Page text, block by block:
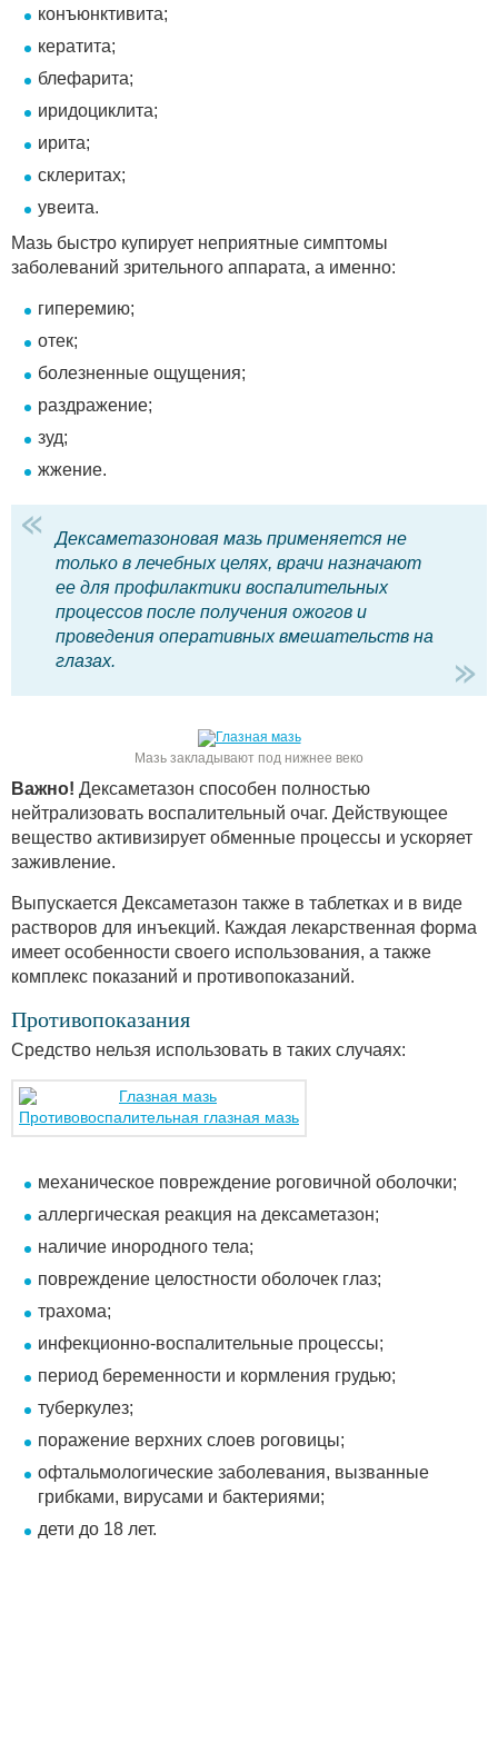
конъюнктивита;
кератита;
блефарита;
иридоциклита;
ирита;
склеритах;
увеита.
Мазь быстро купирует неприятные симптомы
заболеваний зрительного аппарата, а именно:
гиперемию;
отек;
болезненные ощущения;
раздражение;
зуд;
жжение.
Дексаметазоновая мазь применяется не
только в лечебных целях, врачи назначают
ее для профилактики воспалительных
процессов после получения ожогов и
проведения оперативных вмешательств на
глазах.
Мазь закладывают под нижнее веко
Важно! Дексаметазон способен полностью
нейтрализовать воспалительный очаг. Действующее
вещество активизирует обменные процессы и ускоряет
заживление.
Выпускается Дексаметазон также в таблетках и в виде
растворов для инъекций. Каждая лекарственная форма
имеет особенности своего использования, а также
комплекс показаний и противопоказаний.
Противопоказания
Средство нельзя использовать в таких случаях:
Противовоспалительная глазная мазь
механическое повреждение роговичной оболочки;
аллергическая реакция на дексаметазон;
наличие инородного тела;
повреждение целостности оболочек глаз;
трахома;
инфекционно-воспалительные процессы;
период беременности и кормления грудью;
туберкулез;
поражение верхних слоев роговицы;
офтальмологические заболевания, вызванные
грибками, вирусами и бактериями;
дети до 18 лет.